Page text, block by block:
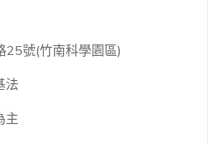
25號(竹南科學園區)
法
主